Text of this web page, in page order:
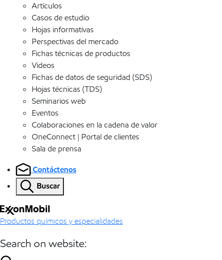
Artículos
Casos de estudio
Hojas informativas
Perspectivas del mercado
Fichas técnicas de productos
Videos
Fichas de datos de seguridad (SDS)
Hojas técnicas (TDS)
Seminarios web
Eventos
Colaboraciones en la cadena de valor
OneConnect | Portal de clientes
Sala de prensa
Contáctenos
Buscar
Productos químicos y especialidades
Search on website: